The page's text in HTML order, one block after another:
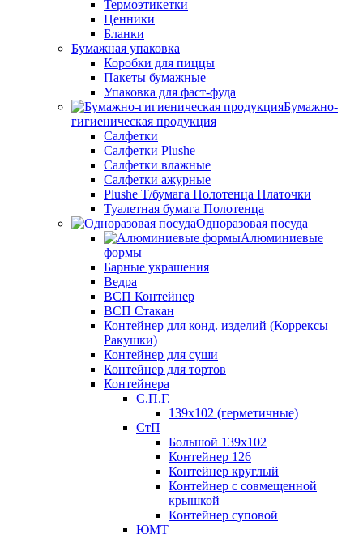
Термоэтикетки
Ценники
Бланки
Бумажная упаковка
Коробки для пиццы
Пакеты бумажные
Упаковка для фаст-фуда
Бумажно-
гигиеническая продукция
Салфетки
Салфетки Plushe
Салфетки влажные
Салфетки ажурные
Plushe Т/бумага Полотенца Платочки
Туалетная бумага Полотенца
Одноразовая посуда
Алюминиевые
формы
Барные украшения
Ведра
ВСП Контейнер
ВСП Стакан
Контейнер для конд. изделий (Коррексы
Ракушки)
Контейнер для суши
Контейнер для тортов
Контейнера
С.П.Г.
139х102 (герметичные)
СтП
Большой 139х102
Контейнер 126
Контейнер круглый
Контейнер с совмещенной
крышкой
Контейнер суповой
ЮМТ